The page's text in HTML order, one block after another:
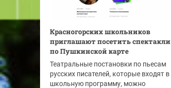
Красногорских школьников
приглашают посетить спектакли
по Пушкинской карте
Театральные постановки по пьесам
русских писателей, которые входят в
школьную программу, можно